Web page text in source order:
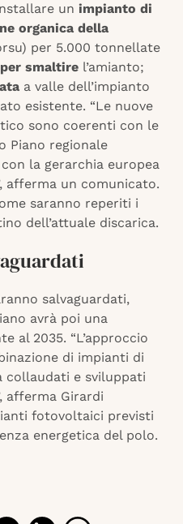
un impianto di
organica della
per 5.000 tonnellate
smaltire l’amianto;
a valle dell’impianto
esistente. “Le nuove
sono coerenti con le
Piano regionale
la gerarchia europea
afferma un comunicato.
saranno reperiti i
dell’attuale discarica.
salvaguardati,
avrà poi una
al 2035. “L’approccio
di impianti di
collaudati e sviluppati
afferma Girardi
fotovoltaici previsti
energetica del polo.